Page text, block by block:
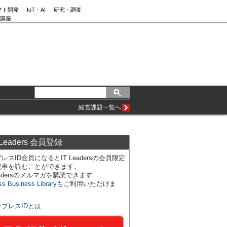
ト開発 IoT・AI
研究・調査
座
経営課題一覧へ
会員登録
スID会員になるとIT Leadersの会員限定
を読むことができます。
のメルマガを購読できます
Business Libraryもご利用いただけま
プレスIDとは